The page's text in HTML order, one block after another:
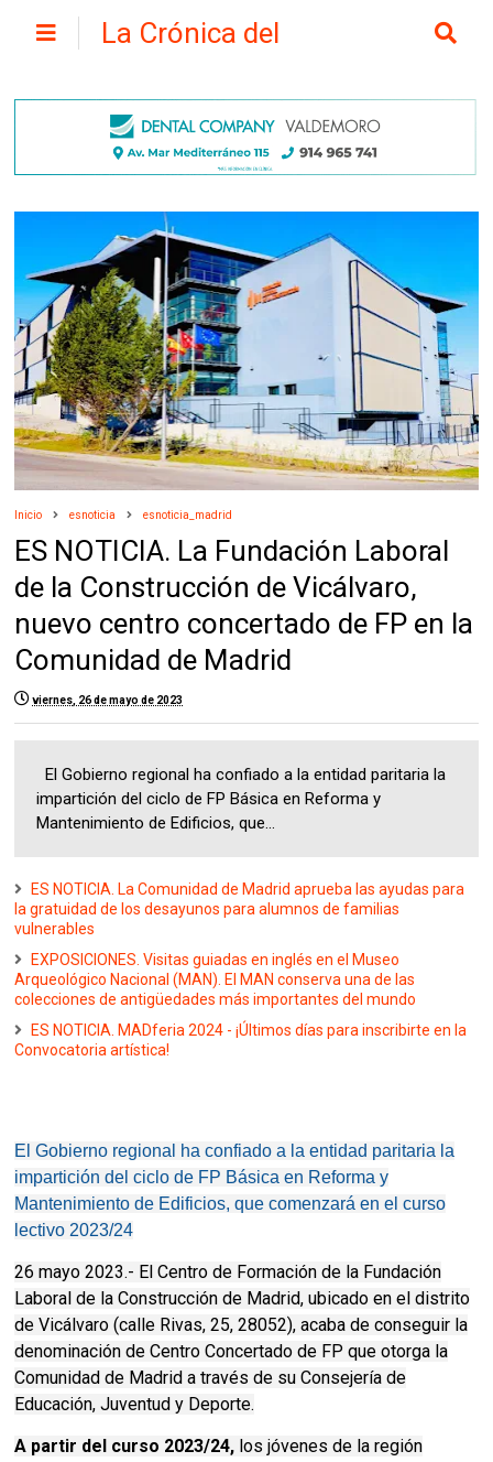
La Crónica del
Inicio esnoticia esnoticia_madrid
ES NOTICIA. La Fundación Laboral
de la Construcción de Vicálvaro,
nuevo centro concertado de FP en la
Comunidad de Madrid
viernes, 26 de mayo de 2023
El Gobierno regional ha confiado a la entidad paritaria la
impartición del ciclo de FP Básica en Reforma y
Mantenimiento de Edificios, que...
ES NOTICIA. La Comunidad de Madrid aprueba las ayudas para
la gratuidad de los desayunos para alumnos de familias
vulnerables
EXPOSICIONES. Visitas guiadas en inglés en el Museo
Arqueológico Nacional (MAN). El MAN conserva una de las
colecciones de antigüedades más importantes del mundo
ES NOTICIA. MADferia 2024 - ¡Últimos días para inscribirte en la
Convocatoria artística!
El Gobierno regional ha confiado a la entidad paritaria la
impartición del ciclo de FP Básica en Reforma y
Mantenimiento de Edificios, que comenzará en el curso
lectivo 2023/24
26 mayo 2023.- El Centro de Formación de la Fundación
Laboral de la Construcción de Madrid, ubicado en el distrito
de Vicálvaro (calle Rivas, 25, 28052), acaba de conseguir la
denominación de Centro Concertado de FP que otorga la
Comunidad de Madrid a través de su Consejería de
Educación, Juventud y Deporte.
A partir del curso 2023/24, los jóvenes de la región